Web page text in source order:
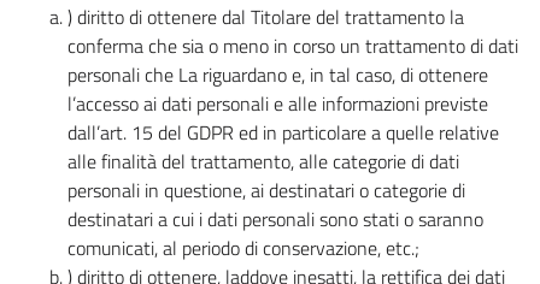
) diritto di ottenere dal Titolare del trattamento la
conferma che sia o meno in corso un trattamento di dati
personali che La riguardano e, in tal caso, di ottenere
l’accesso ai dati personali e alle informazioni previste
dall’art. 15 del GDPR ed in particolare a quelle relative
alle finalità del trattamento, alle categorie di dati
personali in questione, ai destinatari o categorie di
destinatari a cui i dati personali sono stati o saranno
comunicati, al periodo di conservazione, etc.;
) diritto di ottenere, laddove inesatti, la rettifica dei dati